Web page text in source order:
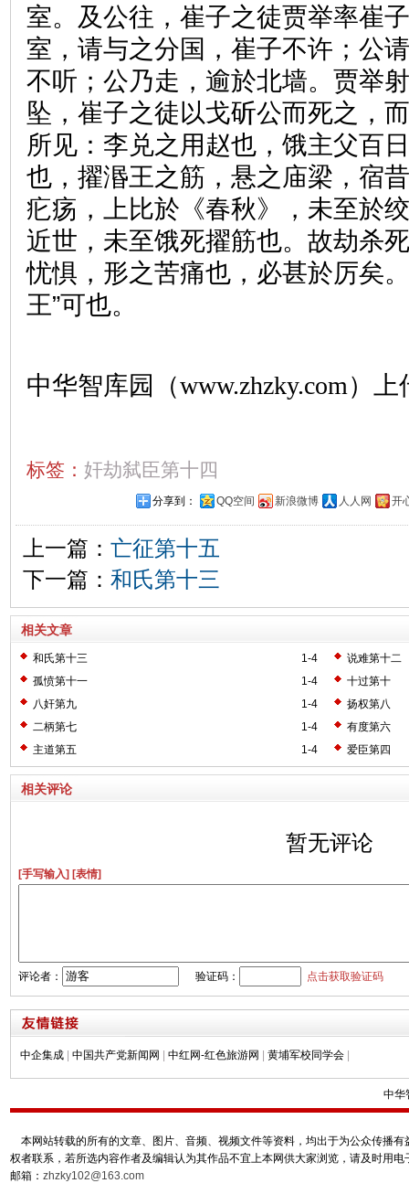
室。及公往，崔子之徒贾举率崔
室，请与之分国，崔子不许；公
不听；公乃走，逾於北墙。贾举
坠，崔子之徒以戈斫公而死之，
所见：李兑之用赵也，饿主父百
也，擢湣王之筋，悬之庙梁，宿
疕疡，上比於《春秋》，未至於
近世，未至饿死擢筋也。故劫杀
忧惧，形之苦痛也，必甚於厉矣
王”可也。
中华智库园（www.zhzky.com）上
标签： 奸劫弑臣第十四
分享到： QQ空间 新浪微博 人人网 开
上一篇： 亡征第十五
下一篇： 和氏第十三
相关文章
1-4
和氏第十三
说难第十二
1-4
孤愤第十一
十过第十
1-4
八奸第九
扬权第八
1-4
二柄第七
有度第六
1-4
主道第五 爱臣第四
相关评论
暂无评论
[手写输入] [表情]
评论者： 验证码： 点击获取验证码
中企集成 | 中国共产党新闻网 | 中红网-红色旅游网 | 黄埔军校同学会 |
中华
本网站转载的所有的文章、图片、音频、视频文件等资料，均出于为公众传播
权者联系，若所选内容作者及编辑认为其作品不宜上本网供大家浏览，请及时用
邮箱： zhzky102@163.com